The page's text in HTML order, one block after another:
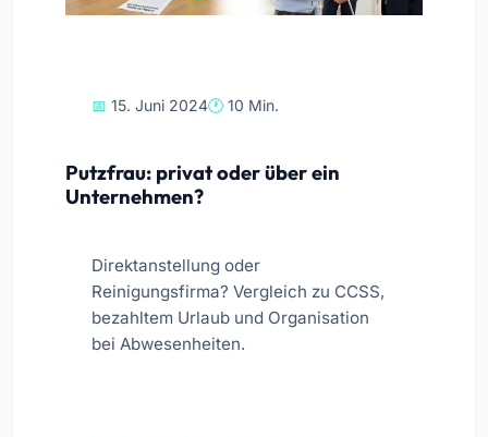
15. Juni 2024 10 Min.
Putzfrau: privat oder über ein
Unternehmen?
Direktanstellung oder
Reinigungsfirma? Vergleich zu CCSS,
bezahltem Urlaub und Organisation
bei Abwesenheiten.